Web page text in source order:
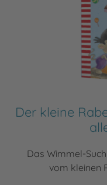
Der kleine
Das Wimmel-
vom kleinen